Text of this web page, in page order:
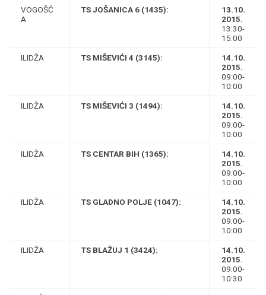
VOGOŠĆ
A
TS JOŠANICA 6 (1435):
13.10.
2015.
13:30-
15:00
ILIDŽA TS MIŠEVIĆI 4 (3145):
14.10.
2015.
09:00-
10:00
ILIDŽA TS MIŠEVIĆI 3 (1494):
14.10.
2015.
09:00-
10:00
ILIDŽA TS CENTAR BIH (1365):
14.10.
2015.
09:00-
10:00
ILIDŽA TS GLADNO POLJE (1047):
14.10.
2015.
09:00-
10:00
ILIDŽA TS BLAŽUJ 1 (3424):
14.10.
2015.
09:00-
10:30